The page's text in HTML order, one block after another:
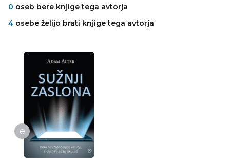
0 oseb bere knjige tega avtorja
4 osebe želijo brati knjige tega avtorja
e